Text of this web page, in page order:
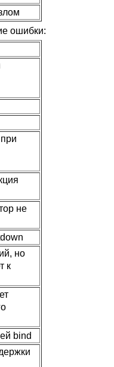
ошибки:
не
но
к
bind